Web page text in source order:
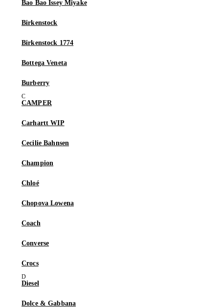
Bao Bao Issey Miyake
Birkenstock
Birkenstock 1774
Bottega Veneta
Burberry
CAMPER
Carhartt WIP
Cecilie Bahnsen
Champion
Chloé
Chopova Lowena
Coach
Converse
Crocs
Diesel
Dolce & Gabbana